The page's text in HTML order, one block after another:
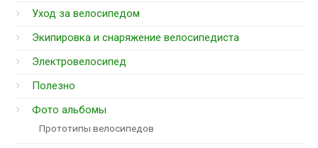
Уход за велосипедом
Экипировка и снаряжение велосипедиста
Электровелосипед
Полезно
Фото альбомы
Прототипы велосипедов